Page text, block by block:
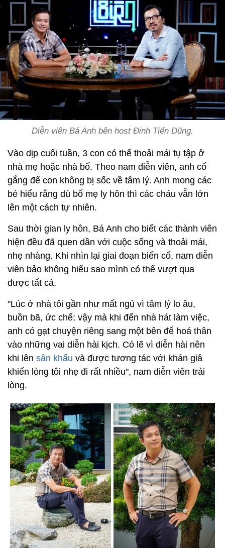
Diễn viên Bá Anh bên host Đinh Tiến Dũng.
Vào dịp cuối tuần, 3 con có thể thoải mái tụ tập ở
nhà mẹ hoặc nhà bố. Theo nam diễn viên, anh cố
gắng để con không bị sốc về tâm lý. Anh mong các
bé hiểu rằng dù bố mẹ ly hôn thì các cháu vẫn lớn
lên một cách tự nhiên.
Sau thời gian ly hôn, Bá Anh cho biết các thành viên
hiện đều đã quen dần với cuộc sống và thoải mái,
nhẹ nhàng. Khi nhìn lại giai đoạn biến cố, nam diễn
viên bảo không hiểu sao mình có thể vượt qua
được tất cả.
"Lúc ở nhà tôi gần như mất ngủ vì tâm lý lo âu,
buồn bã, ức chế; vậy mà khi đến nhà hát làm việc,
anh có gạt chuyện riêng sang một bên để hoá thân
vào những vai diễn hài kịch. Có lẽ vì diễn hài nên
khi lên sân khấu và được tương tác với khán giả
khiến lòng tôi nhẹ đi rất nhiều", nam diễn viên trải
lòng.